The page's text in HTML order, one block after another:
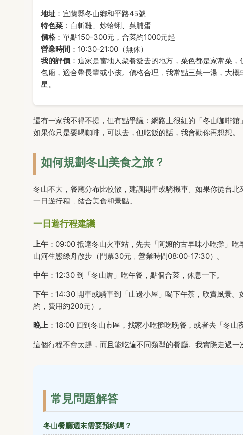
地址 ：宜蘭縣冬山鄉和平路45號
特色菜 ：白斬雞、炒蛤蜊、菜脯蛋
價格 ：單點150-300元，合菜約1000元起
營業時間 ：10:30-21:00（無休）
我的評價 ：這家是當地人聚餐愛去的地方，菜色都是家常菜
包廂，適合帶長輩或小孩。價格合理，我常點三菜一湯，大
星。
還有一家我不得不提，但有點爭議：網路上很紅的「冬山咖啡
如果你只是要喝咖啡，可以去，但吃飯的話，我會勸你再想想。
如何規劃冬山美食之旅？
冬山不大，餐廳分布比較散，建議開車或騎機車。如果你從台
一日遊行程，結合美食和景點。
一日遊行程建議
上午 ：09:00 抵達冬山火車站，先去「阿嬤的古早味小吃攤」
山河生態綠舟散步（門票30元，營業時間08:00-17:30）。
中午 ：12:30 到「冬山厝」吃午餐，點個合菜，休息一下。
下午 ：14:30 開車或騎車到「山邊小屋」喝下午茶，欣賞風景
約，費用約200元）。
晚上 ：18:00 回到冬山市區，找家小吃攤吃晚餐，或者去「冬山
這個行程不會太趕，而且能吃遍不同類型的餐廳。我實際走過一
常見問題解答
冬山餐廳週末需要預約嗎？